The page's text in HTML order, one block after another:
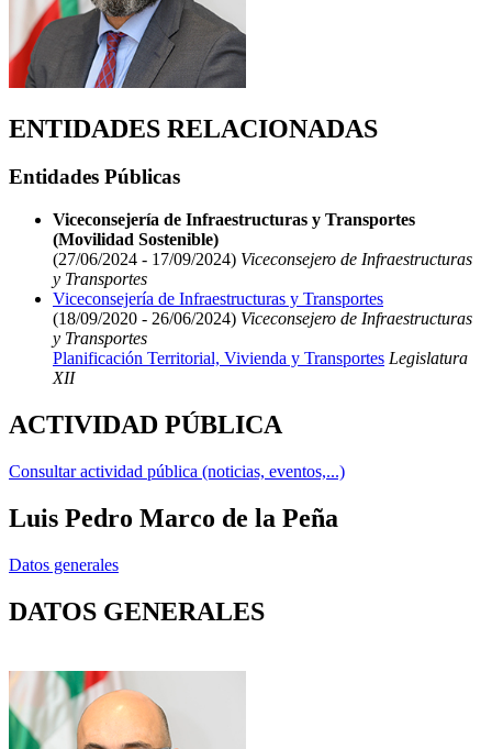
ENTIDADES RELACIONADAS
Entidades Públicas
Viceconsejería de Infraestructuras y Transportes
(Movilidad Sostenible)
(27/06/2024 - 17/09/2024) Viceconsejero de Infraestructuras
y Transportes
Viceconsejería de Infraestructuras y Transportes
(18/09/2020 - 26/06/2024) Viceconsejero de Infraestructuras
y Transportes
Planificación Territorial, Vivienda y Transportes Legislatura
XII
ACTIVIDAD PÚBLICA
Consultar actividad pública (noticias, eventos,...)
Luis Pedro Marco de la Peña
Datos generales
DATOS GENERALES